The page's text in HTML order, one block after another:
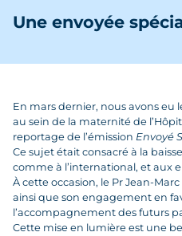
Une envoyée
En mars dernier, nous avons eu
au sein de la maternité de
reportage de l’émission Envoyé
Ce sujet était consacré à la
comme à l’international, et aux
À cette occasion, le Pr Jean-
ainsi que son engagement en
l’accompagnement des futurs
Cette mise en lumière est une